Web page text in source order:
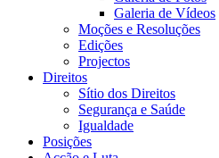
Galeria de Vídeos
Moções e Resoluções
Edições
Projectos
Direitos
Sítio dos Direitos
Segurança e Saúde
Igualdade
Posições